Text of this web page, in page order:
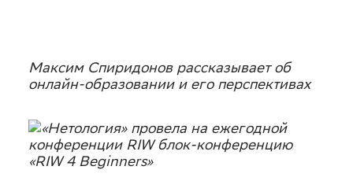
Максим Спиридонов рассказывает об
онлайн-образовании и его перспективах